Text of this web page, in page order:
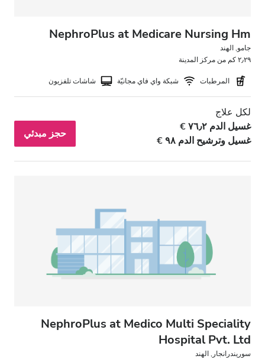
NephroPlus at Medicare Nursing Hm
جامو, الهند
٢٫٢٩ كم من مركز المدينة
المرطبات شبكة واي فاي مجانيّة شاشات تلفزيون
لكل علاج
غسيل الدم ٧٦٫٢ €
غسيل وترشيح الدم ٩٨ €
حجز مبدئي
NephroPlus at Medico Multi Speciality
Hospital Pvt. Ltd
سوريندرانجار, الهند